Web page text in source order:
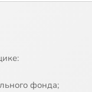
фонда;